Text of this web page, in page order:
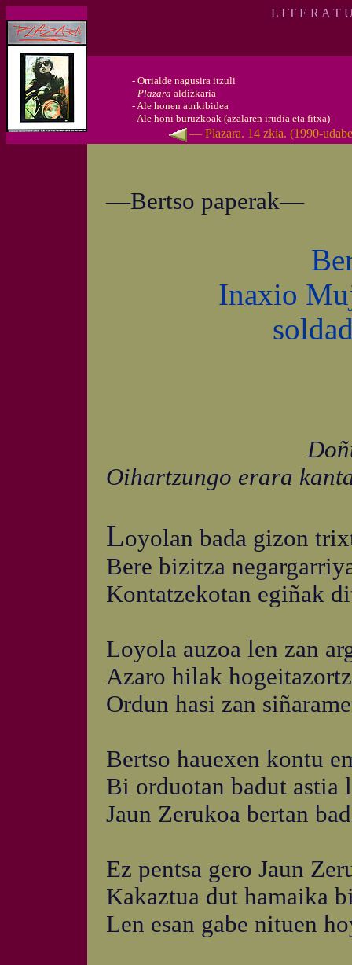
L I T E R A T
- Orrialde nagusira itzuli
- Plazara aldizkaria
-Ale honen aurkibidea
-Ale honi buruzkoak (azalaren irudia eta fitxa)
— Plazara. 14 zkia. (1990-
—Bertso paperak—
Inaxio
Doñua:
Oihartzungo erara
Loyolan bada gizon
Bere bizitza
Kontatzekotan egiñak
Loyola auzoa len zan
Azaro hilak
Ordun hasi zan
Bertso hauexen kontu
Bi orduotan badut astia
Jaun Zerukoa bertan
Ez pentsa gero Jaun
Kakaztua dut hamaika
Len esan gabe nituen